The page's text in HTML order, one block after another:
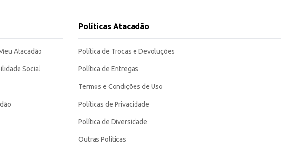
para revenda ou consumo próprio. Sua embalagem de 500g garante um bom volume para
Atacadão
Social
Políticas Atacadão
Política de Trocas e Devoluções
Política de Entregas
Termos e Condições de Uso
Políticas de Privacidade
Política de Diversidade
Outras Políticas